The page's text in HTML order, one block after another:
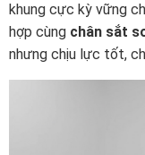
khung cực kỳ vững
hợp cùng chân sắt
nhưng chịu lực tốt,